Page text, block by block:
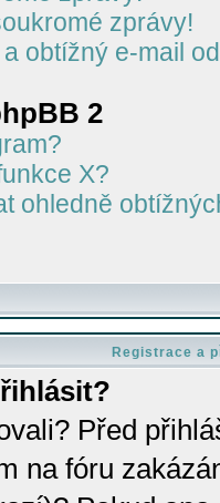
zprávy!
obtížný e-mail
2
X?
ohledně
Registrace a
Před
na fóru